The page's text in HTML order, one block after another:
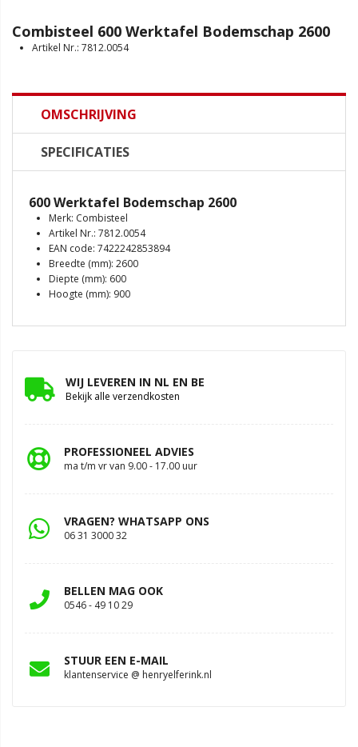
Combisteel 600 Werktafel Bodemschap 2600
Artikel Nr.: 7812.0054
OMSCHRIJVING
SPECIFICATIES
600 Werktafel Bodemschap 2600
Merk: Combisteel
Artikel Nr.: 7812.0054
EAN code: 7422242853894
Breedte (mm): 2600
Diepte (mm): 600
Hoogte (mm): 900
WIJ LEVEREN IN NL EN BE
Bekijk alle verzendkosten
PROFESSIONEEL ADVIES
ma t/m vr van 9.00 - 17.00 uur
VRAGEN? WHATSAPP ONS
06 31 3000 32
BELLEN MAG OOK
0546 - 49 10 29
STUUR EEN E-MAIL
klantenservice @ henryelferink.nl